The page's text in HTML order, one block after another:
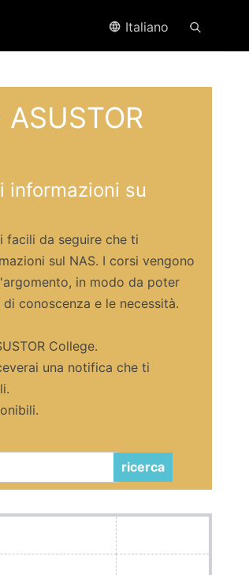
Italiano
informazioni su
facili da seguire che ti
sul NAS. I corsi vengono
in modo da poter
conoscenza e le necessità.
College.
una notifica che ti
ricerca